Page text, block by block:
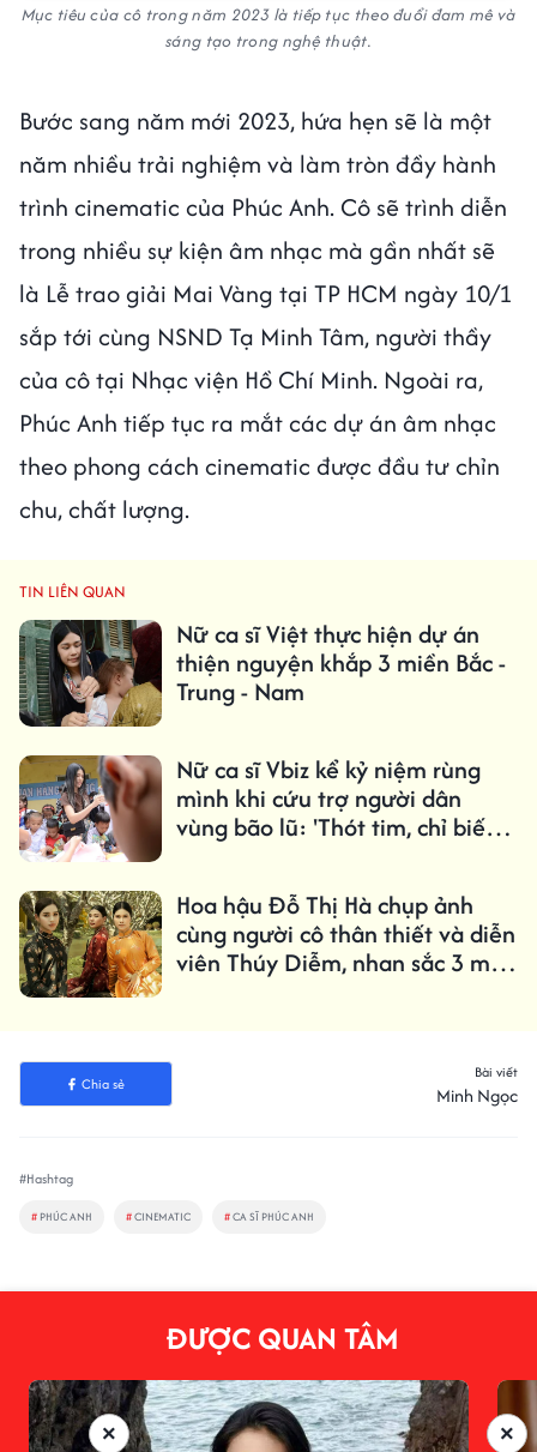
Mục tiêu của cô trong năm 2023 là tiếp tục theo đuổi đam mê và
sáng tạo trong nghệ thuật.
Bước sang năm mới 2023, hứa hẹn sẽ là một
năm nhiều trải nghiệm và làm tròn đầy hành
trình cinematic của Phúc Anh. Cô sẽ trình diễn
trong nhiều sự kiện âm nhạc mà gần nhất sẽ
là Lễ trao giải Mai Vàng tại TP HCM ngày 10/1
sắp tới cùng NSND Tạ Minh Tâm, người thầy
của cô tại Nhạc viện Hồ Chí Minh. Ngoài ra,
Phúc Anh tiếp tục ra mắt các dự án âm nhạc
theo phong cách cinematic được đầu tư chỉn
chu, chất lượng.
TIN LIÊN QUAN
Nữ ca sĩ Việt thực hiện dự án
thiện nguyện khắp 3 miền Bắc -
Trung - Nam
Nữ ca sĩ Vbiz kể kỷ niệm rùng
mình khi cứu trợ người dân
vùng bão lũ: 'Thót tim, chỉ biết
Hoa hậu Đỗ Thị Hà chụp ảnh
cùng người cô thân thiết và diễn
viên Thúy Diễm, nhan sắc 3 mỹ
Chia sẻ
Bài viết
Minh Ngọc
#Hashtag
# PHÚC ANH #CINEMATIC #CA SĨ PHÚC ANH
ĐƯỢC QUAN TÂM
×
×